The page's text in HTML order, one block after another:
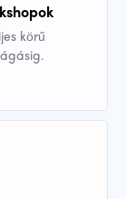
körű